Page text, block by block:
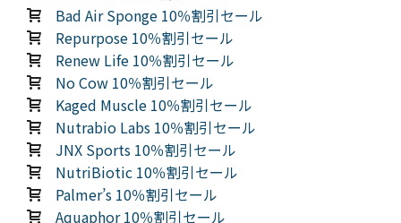
Bad Air Sponge 10％割引セール
Repurpose 10％割引セール
Renew Life 10％割引セール
No Cow 10％割引セール
Kaged Muscle 10％割引セール
Nutrabio Labs 10％割引セール
JNX Sports 10％割引セール
NutriBiotic 10％割引セール
Palmer’s 10％割引セール
Aquaphor 10％割引セール